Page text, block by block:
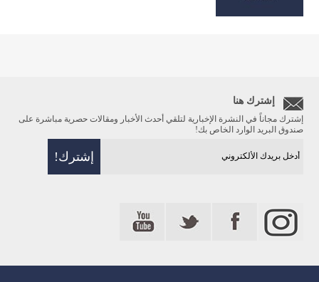
إشترك هنا
إشترك مجاناً في النشرة الإخبارية لتلقي أحدث الأخبار ومقالات حصرية مباشرة على
صندوق البريد الوارد الخاص بك!